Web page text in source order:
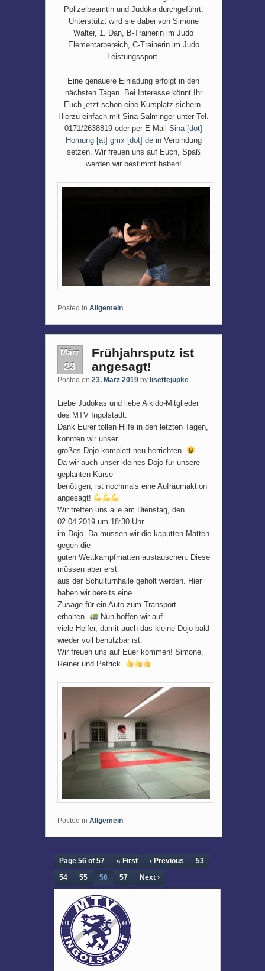
Polizeibeamtin und Judoka durchgeführt.
Unterstützt wird sie dabei von Simone
Walter, 1. Dan, B-Trainerin im Judo
Elementarbereich, C-Trainerin im Judo
Leistungssport.
Eine genauere Einladung erfolgt in den
nächsten Tagen. Bei Interesse könnt Ihr
Euch jetzt schon eine Kursplatz sichern.
Hierzu einfach mit Sina Salminger unter Tel.
0171/2638819 oder per E-MailSina [dot]
Hornung [at] gmx [dot] dein Verbindung
setzen. Wir freuen uns auf Euch, Spaß
werden wir bestimmt haben!
Posted in Allgemein
März
23
Frühjahrsputz ist
angesagt!
Posted on 23. März 2019 by lisettejupke
Liebe Judokas und liebe Aikido-Mitglieder
des MTV Ingolstadt.
Dank Eurer tollen Hilfe in den letzten Tagen,
konnten wir unser
großes Dojo komplett neu herrichten.
Da wir auch unser kleines Dojo für unsere
geplanten Kurse
benötigen, ist nochmals eine Aufräumaktion
angesagt!
Wir treffen uns alle am Dienstag, den
02.04.2019 um 18:30 Uhr
im Dojo. Da müssen wir die kaputten Matten
gegen die
guten Wettkampfmatten austauschen. Diese
müssen aber erst
aus der Schulturnhalle geholt werden. Hier
haben wir bereits eine
Zusage für ein Auto zum Transport
erhalten.
Nun hoffen wir auf
viele Helfer, damit auch das kleine Dojo bald
wieder voll benutzbar ist.
Wir freuen uns auf Euer kommen! Simone,
Reiner und Patrick.
Posted in Allgemein
Page 56 of 57 « First ‹ Previous
53
54
55 56 57 Next ›